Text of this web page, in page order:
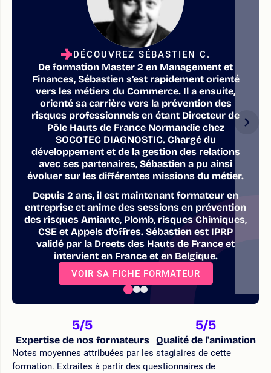
DÉCOUVREZ SÉBASTIEN C.
De formation Master 2 en Management et
Finances, Sébastien s’est rapidement orienté
vers les métiers du Commerce. Il a ensuite,
orienté sa carrière vers la prévention des
risques professionnels en étant Directeur de
Pôle Hauts de France Normandie chez
SOCOTEC DIAGNOSTIC. Chargé du
développement et de la gestion des relations
avec ses partenaires, Sébastien a pu ainsi
évoluer sur les différentes missions du métier.
Depuis 2 ans, il est maintenant formateur en
entreprise et anime des sessions en prévention
des risques Amiante, Plomb, risques Chimiques,
CSE et Appels d’offres. Sébastien est IPRP
validé par la Dreets des Hauts de France et
intervient en France et en Belgique.
VOIR SA FICHE FORMATEUR
5/5
Expertise de nos formateurs
5/5
Qualité de l'animation
Notes moyennes attribuées par les stagiaires de cette
formation. Extraites à partir des questionnaires de